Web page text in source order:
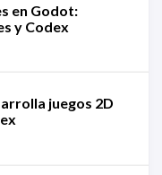
en Godot:
y Codex
juegos 2D